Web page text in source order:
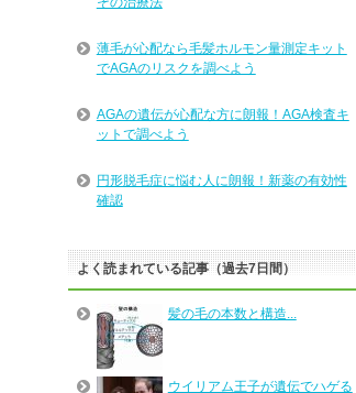
薄毛が心配なら毛髪ホルモン量測定キット
でAGAのリスクを調べよう
AGAの遺伝が心配な方に朗報！AGA検査キ
ットで調べよう
円形脱毛症に悩む人に朗報！新薬の有効性
確認
よく読まれている記事（過去7日間）
髪の毛の本数と構造...
ウイリアム王子が遺伝でハゲる